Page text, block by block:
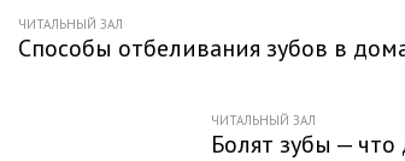
ЧИТАЛЬНЫЙ ЗАЛ
Способы отбеливания зубов в
ЧИТАЛЬНЫЙ ЗАЛ
Болят зубы — что